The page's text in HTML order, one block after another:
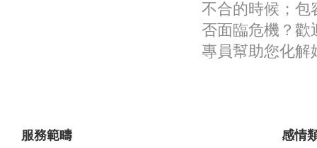
不合的時候；包
否面臨危機？歡
專員幫助您化解
服務範疇 感情